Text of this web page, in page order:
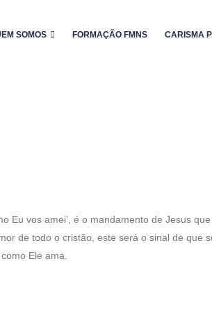
SOMOS FORMAÇÃO FMNS CARISMA
Eu vos amei’, é o mandamento de Jesus
de todo o cristão, este será o sinal de que
Ele ama.